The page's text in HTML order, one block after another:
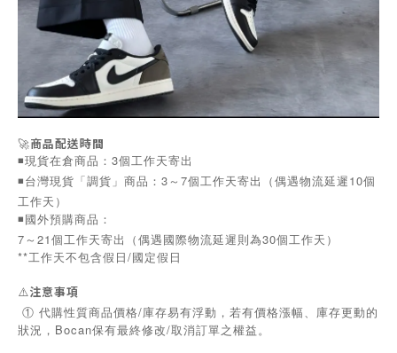
🚀商品配送時間
◾️現貨在倉商品：3個工作天寄出
◾️台灣現貨「調貨」商品：3～7個工作天寄出（偶遇物流延遲10個
工作天）
◾️國外預購商品：
7～21個工作天寄出（偶遇國際物流延遲則為30個工作天）
**工作天不包含假日/國定假日
⚠️注意事項
① 代購性質商品價格/庫存易有浮動，若有價格漲幅、庫存更動的
狀況，Bocan保有最終修改/取消訂單之權益。